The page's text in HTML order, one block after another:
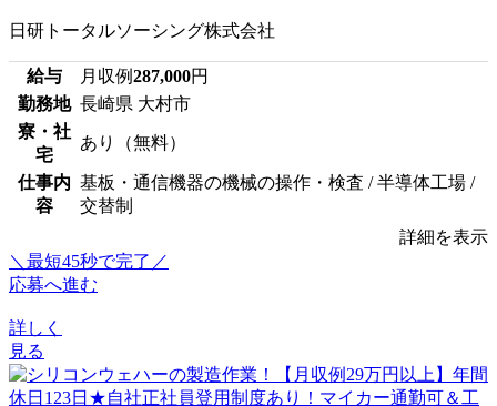
日研トータルソーシング株式会社
給与 月収例287,000円
勤務地 長崎県 大村市
寮・社
宅
あり（無料）
仕事内
容
基板・通信機器の機械の操作・検査 / 半導体工場 /
交替制
詳細を表示
＼最短45秒で完了／
応募へ進む
詳しく
見る